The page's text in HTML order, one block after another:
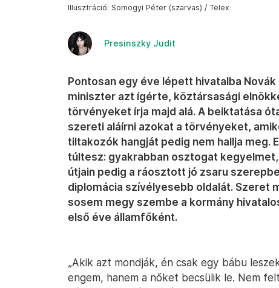
Illusztráció: Somogyi Péter (szarvas) / Telex
Presinszky Judit
Pontosan egy éve lépett hivatalba
miniszter azt ígérte, köztársasági
törvényeket írja majd alá. A beiktatása
szereti aláírni azokat a törvényeket,
tiltakozók hangját pedig nem hallja meg.
túltesz: gyakrabban osztogat
útjain pedig a ráosztott jó zsaru
diplomácia szívélyesebb oldalát. Szeret
sosem megy szembe a kormány
első éve államfőként.
„Akik azt mondják, én csak egy bábu
engem, hanem a nőket becsülik le. Nem